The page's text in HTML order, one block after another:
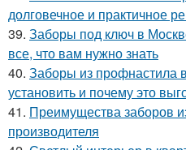
долговечное и практичное
39. Заборы под ключ в
все, что вам нужно знать
40. Заборы из профнастила
установить и почему это
41. Преимущества заборов
производителя